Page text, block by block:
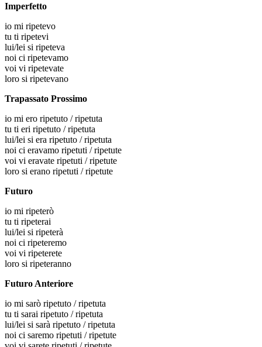
Imperfetto
io mi ripetevo
tu ti ripetevi
lui/lei si ripeteva
noi ci ripetevamo
voi vi ripetevate
loro si ripetevano
Trapassato Prossimo
io mi ero ripetuto / ripetuta
tu ti eri ripetuto / ripetuta
lui/lei si era ripetuto / ripetuta
noi ci eravamo ripetuti / ripetute
voi vi eravate ripetuti / ripetute
loro si erano ripetuti / ripetute
Futuro
io mi ripeterò
tu ti ripeterai
lui/lei si ripeterà
noi ci ripeteremo
voi vi ripeterete
loro si ripeteranno
Futuro Anteriore
io mi sarò ripetuto / ripetuta
tu ti sarai ripetuto / ripetuta
lui/lei si sarà ripetuto / ripetuta
noi ci saremo ripetuti / ripetute